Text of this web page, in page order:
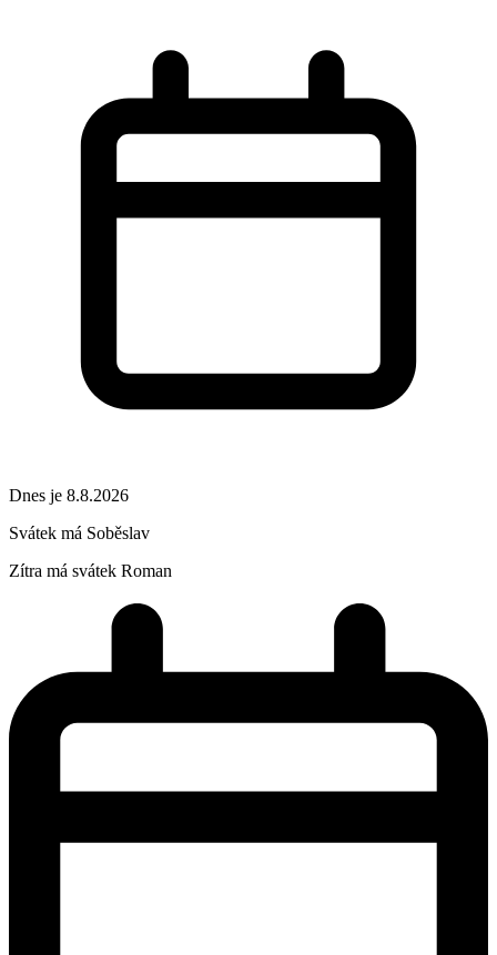
Dnes je 8.8.2026
Svátek má Soběslav
Zítra má svátek Roman